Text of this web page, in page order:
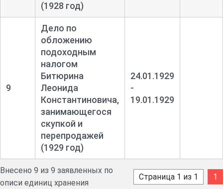
(1928 год)
9
Дело по
обложению
подоходным
налогом
Битюрина
Леонида
Константиновича,
занимающегося
скупкой и
перепродажей
(1929 год)
24.01.1929
-
19.01.1929
Внесено 9 из 9 заявленных по
описи единиц хранения
Страница 1 из 1 1